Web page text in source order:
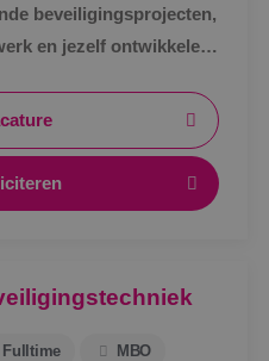
beveiligingsprojecten,
en jezelf ontwikkelen
Fulltime MBO